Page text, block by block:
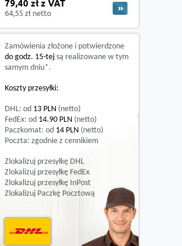
79,40 zł z VAT
64,55 zł netto
Zamówienia złożone i potwierdzone
do godz. 15-tej są realizowane w tym
samym dniu*.
Koszty przesyłki:
DHL: od 13 PLN (netto)
FedEx: od 14.90 PLN (netto)
Paczkomat: od 14 PLN (netto)
Poczta: zgodnie z cennikiem
Zlokalizuj przesyłkę DHL
Zlokalizuj przesyłkę FedEx
Zlokalizuj przesyłkę InPost
Zlokalizuj Paczkę Pocztową